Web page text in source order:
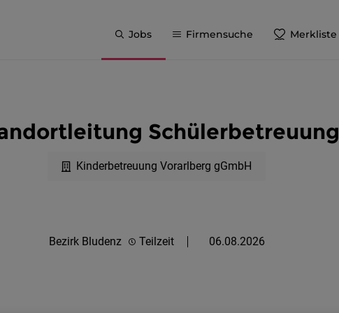
Jobs Firmensuche Merkliste
Schülerbetreuung
Kinderbetreuung Vorarlberg gGmbH
Bezirk Bludenz Teilzeit 06.08.2026